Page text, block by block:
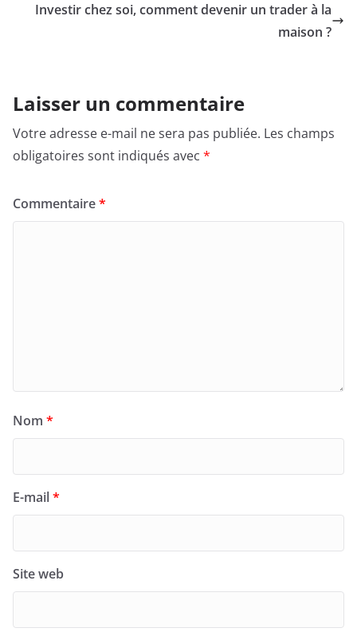
Investir chez soi, comment devenir un trader à la
maison ?
Laisser un commentaire
Votre adresse e-mail ne sera pas publiée. Les champs
obligatoires sont indiqués avec *
Commentaire*
Nom *
E-mail*
Site web